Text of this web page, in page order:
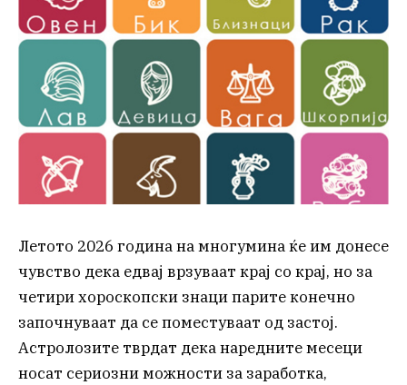
Летото 2026 година на многумина ќе им донесе
чувство дека едвај врзуваат крај со крај, но за
четири хороскопски знаци парите конечно
започнуваат да се поместуваат од застој.
Астролозите тврдат дека наредните месеци
носат сериозни можности за заработка,